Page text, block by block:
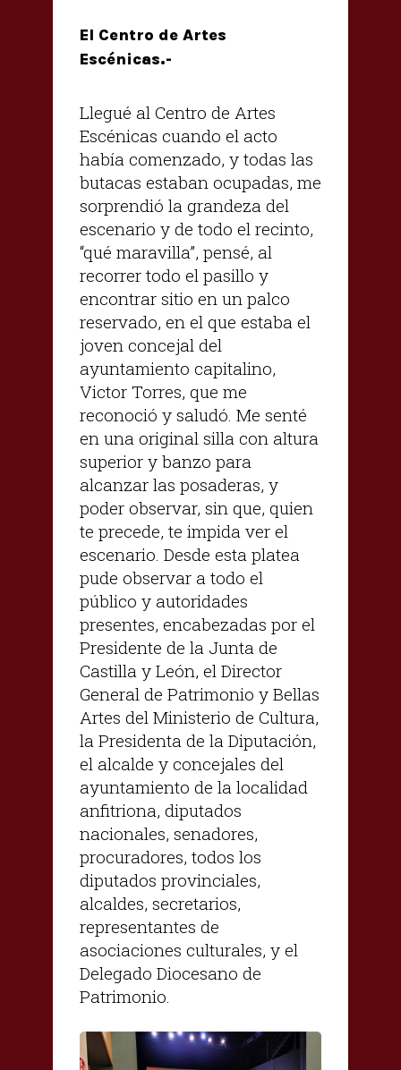
El Centro de Artes
Escénicas.-
Llegué al Centro de Artes
Escénicas cuando el acto
había comenzado, y todas las
butacas estaban ocupadas, me
sorprendió la grandeza del
escenario y de todo el recinto,
“qué maravilla”, pensé, al
recorrer todo el pasillo y
encontrar sitio en un palco
reservado, en el que estaba el
joven concejal del
ayuntamiento capitalino,
Victor Torres, que me
reconoció y saludó. Me senté
en una original silla con altura
superior y banzo para
alcanzar las posaderas, y
poder observar, sin que, quien
te precede, te impida ver el
escenario. Desde esta platea
pude observar a todo el
público y autoridades
presentes, encabezadas por el
Presidente de la Junta de
Castilla y León, el Director
General de Patrimonio y Bellas
Artes del Ministerio de Cultura,
la Presidenta de la Diputación,
el alcalde y concejales del
ayuntamiento de la localidad
anfitriona, diputados
nacionales, senadores,
procuradores, todos los
diputados provinciales,
alcaldes, secretarios,
representantes de
asociaciones culturales, y el
Delegado Diocesano de
Patrimonio.